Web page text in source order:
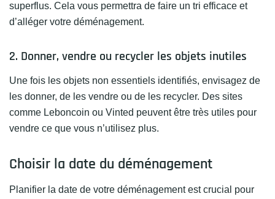
superflus. Cela vous permettra de faire un tri efficace et
d’alléger votre déménagement.
2. Donner, vendre ou recycler les objets inutiles
Une fois les objets non essentiels identifiés, envisagez de
les donner, de les vendre ou de les recycler. Des sites
comme Leboncoin ou Vinted peuvent être très utiles pour
vendre ce que vous n’utilisez plus.
Choisir la date du déménagement
Planifier la date de votre déménagement est crucial pour